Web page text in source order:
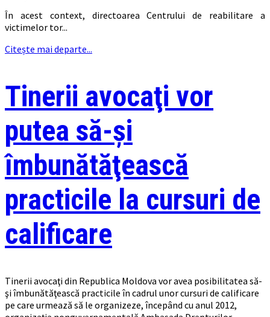
În acest context, directoarea Centrului de reabilitare a
victimelor tor...
Citește mai departe...
Tinerii avocaţi vor
putea să-şi
îmbunătăţească
practicile la cursuri de
calificare
Tinerii avocaţi din Republica Moldova vor avea posibilitatea să-
şi îmbunătăţească practicile în cadrul unor cursuri de calificare
pe care urmează să le organizeze, începând cu anul 2012,